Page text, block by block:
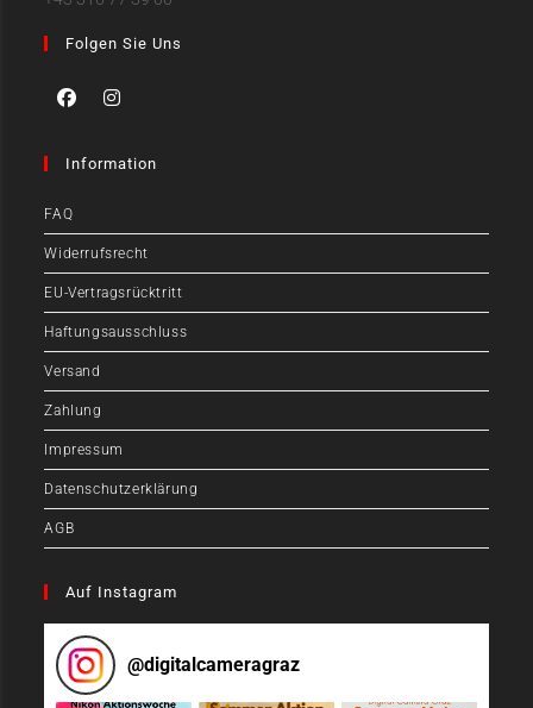
Folgen Sie Uns
Information
FAQ
Widerrufsrecht
EU-Vertragsrücktritt
Haftungsausschluss
Versand
Zahlung
Impressum
Datenschutzerklärung
AGB
Auf Instagram
@digitalcameragraz